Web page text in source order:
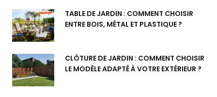
TABLE DE JARDIN : COMMENT CHOISIR
ENTRE BOIS, MÉTAL ET PLASTIQUE ?
CLÔTURE DE JARDIN : COMMENT CHOISIR
LE MODÈLE ADAPTÉ À VOTRE EXTÉRIEUR ?